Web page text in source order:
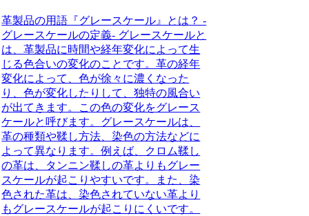
革製品の用語『グレースケール』とは？ -
グレースケールの定義- グレースケールと
は、革製品に時間や経年変化によって生
じる色合いの変化のことです。革の経年
変化によって、色が徐々に濃くなった
り、色が変化したりして、独特の風合い
が出てきます。この色の変化をグレース
ケールと呼びます。グレースケールは、
革の種類や鞣し方法、染色の方法などに
よって異なります。例えば、クロム鞣し
の革は、タンニン鞣しの革よりもグレー
スケールが起こりやすいです。また、染
色された革は、染色されていない革より
もグレースケールが起こりにくいです。